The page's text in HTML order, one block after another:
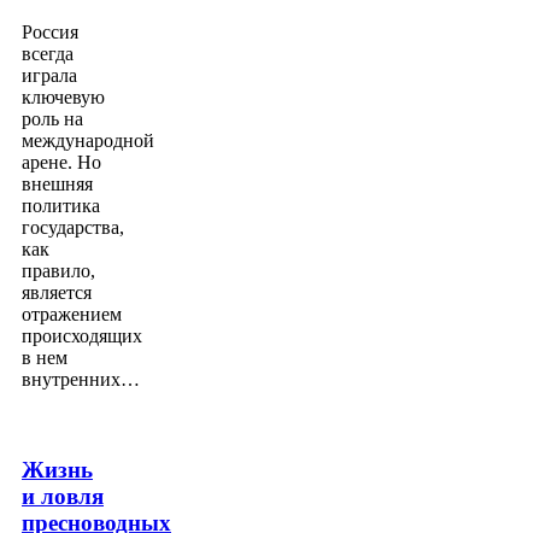
Россия
всегда
играла
ключевую
роль на
международной
арене. Но
внешняя
политика
государства,
как
правило,
является
отражением
происходящих
в нем
внутренних…
Жизнь
и ловля
пресноводных